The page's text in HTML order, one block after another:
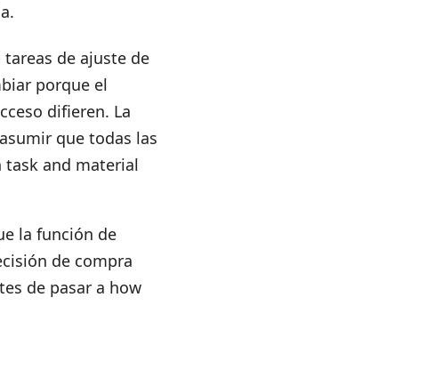
de ajuste de
porque el
difieren. La
que todas las
task and material
la función de
de compra
de pasar a how